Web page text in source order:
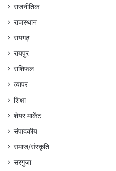
राजनीतिक
राजस्थान
रायगढ़
रायपुर
राशिफल
व्यापर
शिक्षा
शेयर मार्केट
संपादकीय
समाज/संस्कृति
सरगुजा